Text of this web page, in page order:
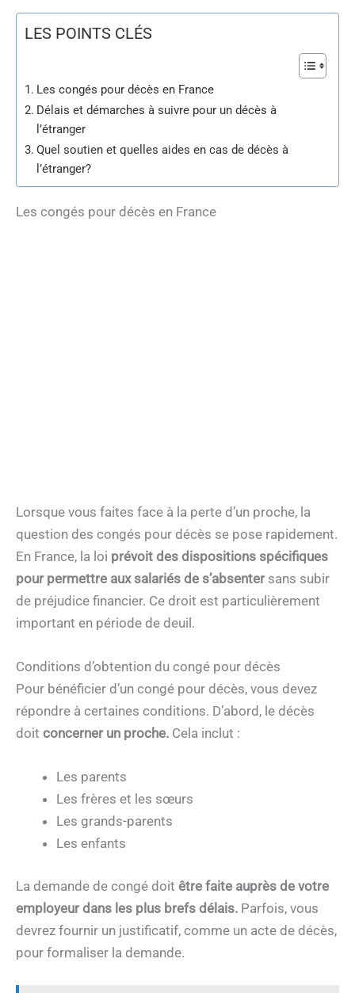
LES POINTS CLÉS
Les congés pour décès en France
Délais et démarches à suivre pour un décès à
l’étranger
Quel soutien et quelles aides en cas de décès à
l’étranger?
Les congés pour décès en France
Lorsque vous faites face à la perte d’un proche, la
question des congés pour décès se pose rapidement.
En France, la loi prévoit des dispositions spécifiques
pour permettre aux salariés de s’absentersans subir
de préjudice financier. Ce droit est particulièrement
important en période de deuil.
Conditions d’obtention du congé pour décès
Pour bénéficier d’un congé pour décès, vous devez
répondre à certaines conditions. D’abord, le décès
doit concerner un proche. Cela inclut :
Les parents
Les frères et les sœurs
Les grands-parents
Les enfants
La demande de congé doit être faite auprès de votre
employeur dans les plus brefs délais. Parfois, vous
devrez fournir un justificatif, comme un acte de décès,
pour formaliser la demande.